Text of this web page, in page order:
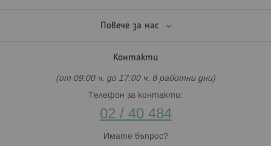
Повече за нас
Контакти
(от 09:00 ч. до 17:00 ч. в работни дни)
Телефон за контакти:
02 / 40 484
Имате въпрос?